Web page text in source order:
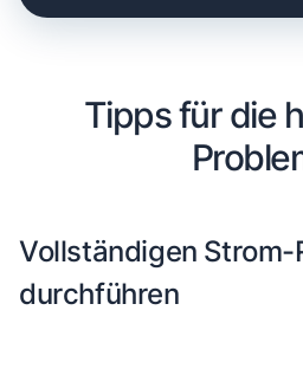
Tipps für die
Vollständigen Strom-
durchführen